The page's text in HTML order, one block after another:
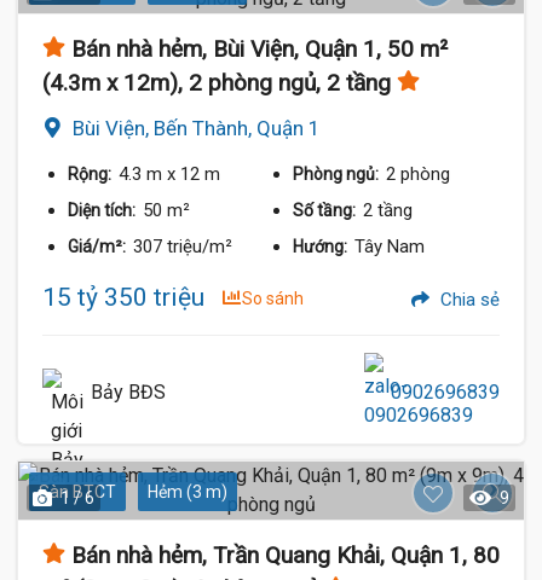
Bán nhà hẻm, Bùi Viện, Quận 1, 50 m²
(4.3m x 12m), 2 phòng ngủ, 2 tầng
Bùi Viện, Bến Thành, Quận 1
Rộng: 4.3 m x 12 m Phòng ngủ: 2 phòng
Diện tích: 50 m² Số tầng: 2 tầng
Giá/m²: 307 triệu/m² Hướng: Tây Nam
15 tỷ 350 triệu So sánh Chia sẻ
Bảy BĐS 0902696839
Sàn BTCT Hẻm (3 m)
1 / 6 9
Bán nhà hẻm, Trần Quang Khải, Quận 1, 80